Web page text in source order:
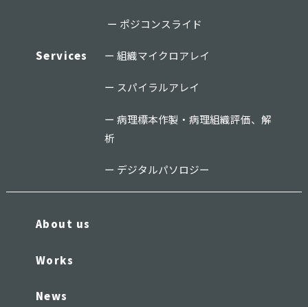
ポジコンスライド
Services 組織マイクロアレイ
スパイラルアレイ
病理標本作製・病理組織評価、解
析
デジタルパソロジー
About us
Works
News